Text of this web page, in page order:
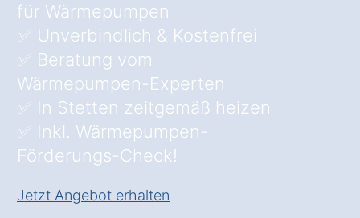
für Wärmepumpen
✅ Unverbindlich & Kostenfrei
✅ Beratung vom
Wärmepumpen-Experten
✅ In Stetten zeitgemäß heizen
✅ Inkl. Wärmepumpen-
Förderungs-Check!
Jetzt Angebot erhalten